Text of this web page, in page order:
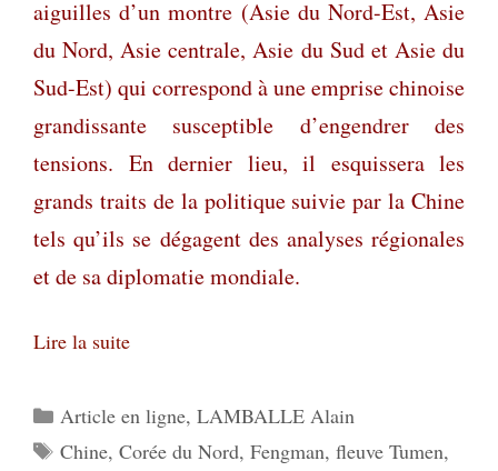
aiguilles d’un montre (Asie du Nord-Est, Asie
du Nord, Asie centrale, Asie du Sud et Asie du
Sud-Est) qui correspond à une emprise chinoise
grandissante susceptible d’engendrer des
tensions. En dernier lieu, il esquissera les
grands traits de la politique suivie par la Chine
tels qu’ils se dégagent des analyses régionales
et de sa diplomatie mondiale.
Lire la suite
Catégories
Article en ligne, LAMBALLE Alain
Étiquettes
Chine, Corée du Nord, Fengman, fleuve Tumen,